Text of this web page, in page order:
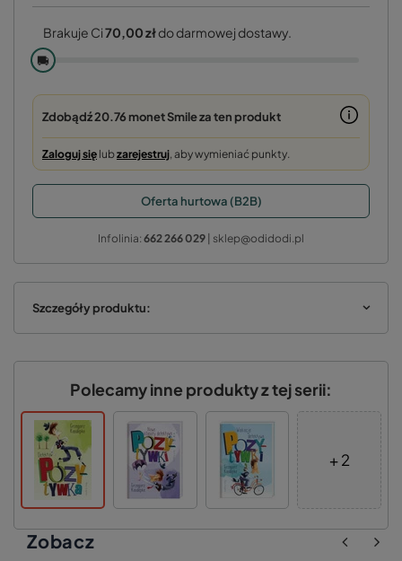
Brakuje Ci70,00 złdo darmowej dostawy.
🚚
Zdobądź20.76 monetSmile za ten produkt
Zaloguj się lubzarejestruj, aby wymieniać punkty.
Oferta hurtowa (B2B)
Infolinia: 662 266 029 | sklep@odidodi.pl
Szczegóły produktu:
Polecamy inne produkty z tej serii:
+ 2
Zobacz